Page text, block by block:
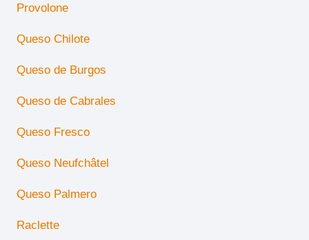
Provolone
Queso Chilote
Queso de Burgos
Queso de Cabrales
Queso Fresco
Queso Neufchâtel
Queso Palmero
Raclette